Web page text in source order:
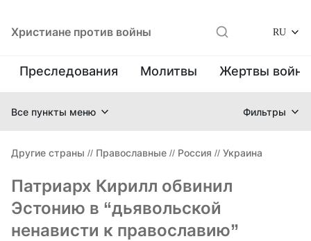
Христиане против войны RU
Преследования Молитвы Жертвы
Все пункты меню Фильтры
Другие страны // Православные // Россия // Украина
Патриарх Кирилл обвинил
Эстонию в “дьявольской
ненависти к православию”